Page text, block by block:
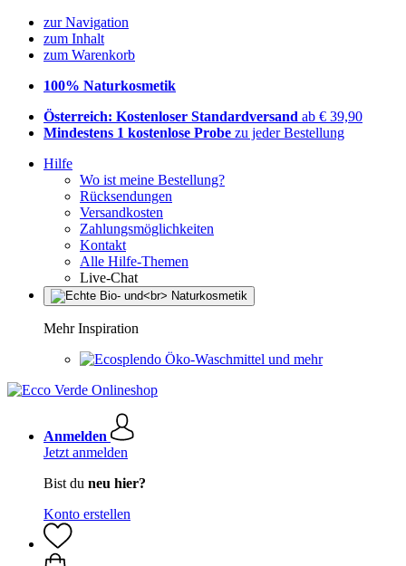
zur Navigation
zum Inhalt
zum Warenkorb
100% Naturkosmetik
Österreich: Kostenloser Standardversand ab € 39,90
Mindestens 1 kostenlose Probe zu jeder Bestellung
Hilfe
Wo ist meine Bestellung?
Rücksendungen
Versandkosten
Zahlungsmöglichkeiten
Kontakt
Alle Hilfe-Themen
Live-Chat
Mehr Inspiration
Öko-Waschmittel und mehr
Anmelden
Jetzt anmelden
Bist du neu hier?
Konto erstellen